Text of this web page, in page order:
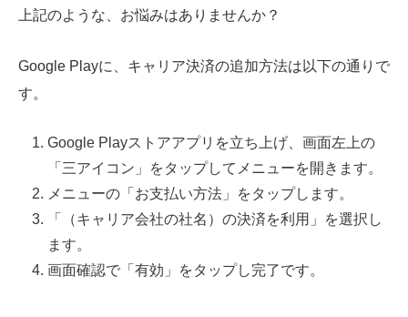
上記のような、お悩みはありませんか？
Google Playに、キャリア決済の追加方法は以下の通りで
す。
Google Playストアアプリを立ち上げ、画面左上の
「三アイコン」をタップしてメニューを開きます。
メニューの「お支払い方法」をタップします。
「（キャリア会社の社名）の決済を利用」を選択し
ます。
画面確認で「有効」をタップし完了です。